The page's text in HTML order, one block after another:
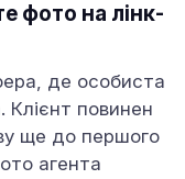
фото на лінк-
де особиста
Клієнт повинен
ще до першого
агента